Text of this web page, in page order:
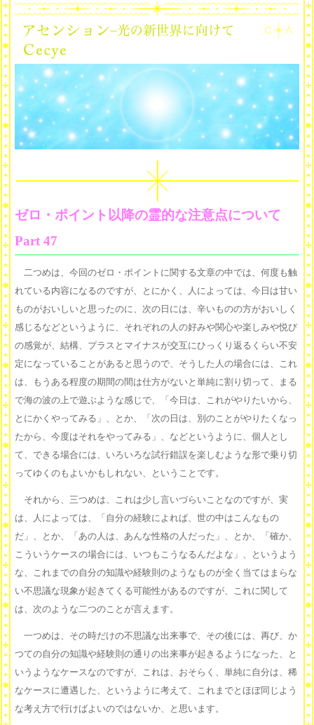
ゼロ・ポイント以降の霊的な注意点について
Part 47
二つめは、今回のゼロ・ポイントに関する文章の中では、何度も触
れている内容になるのですが、とにかく、人によっては、今日は甘い
ものがおいしいと思ったのに、次の日には、辛いものの方がおいしく
感じるなどというように、それぞれの人の好みや関心や楽しみや悦び
の感覚が、結構、プラスとマイナスが交互にひっくり返るくらい不安
定になっていることがあると思うので、そうした人の場合には、これ
は、もうある程度の期間の間は仕方がないと単純に割り切って、まる
で海の波の上で遊ぶような感じで、「今日は、これがやりたいから、
とにかくやってみる」、とか、「次の日は、別のことがやりたくなっ
たから、今度はそれをやってみる」、などというように、個人とし
て、できる場合には、いろいろな試行錯誤を楽しむような形で乗り切
ってゆくのもよいかもしれない、ということです。
それから、三つめは、これは少し言いづらいことなのですが、実
は、人によっては、「自分の経験によれば、世の中はこんなもの
だ」、とか、「あの人は、あんな性格の人だった」、とか、「確か、
こういうケースの場合には、いつもこうなるんだよな」、というよう
な、これまでの自分の知識や経験則のようなものが全く当てはまらな
い不思議な現象が起きてくる可能性があるのですが、これに関して
は、次のような二つのことが言えます。
一つめは、その時だけの不思議な出来事で、その後には、再び、か
つての自分の知識や経験則の通りの出来事が起きるようになった、と
いうようなケースなのですが、これは、おそらく、単純に自分は、稀
なケースに遭遇した、というように考えて、これまでとほぼ同じよう
な考え方で行けばよいのではないか、と思います。